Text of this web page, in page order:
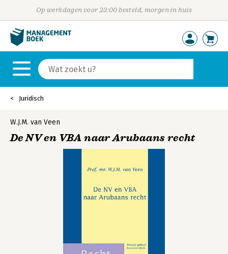
Op werkdagen voor 23:00 besteld, morgen in huis
Juridisch
W.J.M. van Veen
De NV en VBA naar Arubaans recht